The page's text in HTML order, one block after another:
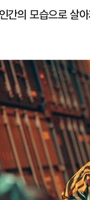
간의 모습으로 살